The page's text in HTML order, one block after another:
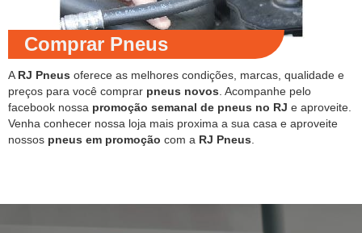
Comprar Pneus
A RJ Pneus oferece as melhores condições, marcas, qualidade e
preços para você comprar pneus novos . Acompanhe pelo
facebook nossa promoção semanal de pneus no RJ e aproveite.
Venha conhecer nossa loja mais proxima a sua casa e aproveite
nossos pneus em promoção com a RJ Pneus